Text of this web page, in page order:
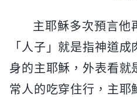
主耶穌多次預言他
「人子」就是指神道
身的主耶穌，外表看就
常人的吃穿住行，主耶